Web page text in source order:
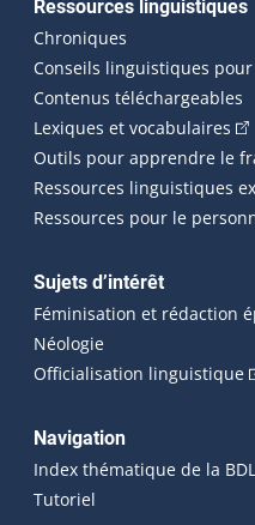
Ressources linguistiques
Chroniques
Conseils linguistiques
Contenus téléchargeables
Lexiques et vocabulaires
Outils pour apprendre le
Ressources linguistiques
Ressources pour le
Sujets d’intérêt
Féminisation et rédaction
Néologie
Officialisation linguistique
Navigation
Index thématique de la BDL
Tutoriel